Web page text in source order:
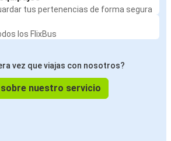
tus pertenencias de forma segura
los FlixBus
vez que viajas con nosotros?
nuestro servicio